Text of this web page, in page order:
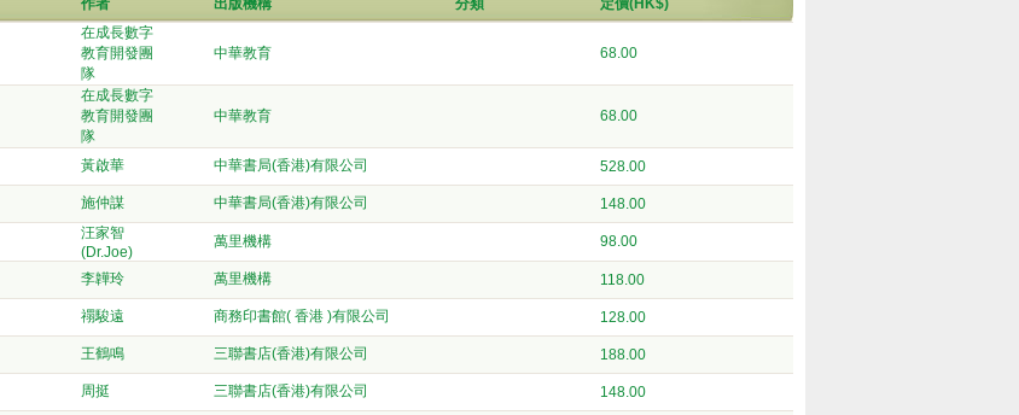
作者 出版機構 分類 定價(HK$)
在成長數字
教育開發團
隊
中華教育 68.00
在成長數字
教育開發團
隊
中華教育 68.00
黃啟華 中華書局(香港)有限公司 528.00
施仲謀 中華書局(香港)有限公司 148.00
汪家智
(Dr.Joe)
萬里機構 98.00
李韡玲 萬里機構 118.00
禤駿遠 商務印書館( 香港 )有限公司 128.00
王鶴鳴 三聯書店(香港)有限公司 188.00
周挺 三聯書店(香港)有限公司 148.00